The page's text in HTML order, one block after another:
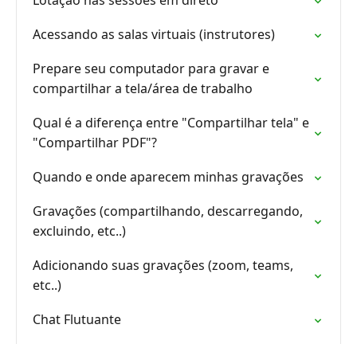
Acessando as salas virtuais (instrutores)
Prepare seu computador para gravar e
compartilhar a tela/área de trabalho
Qual é a diferença entre "Compartilhar tela" e
"Compartilhar PDF"?
Quando e onde aparecem minhas gravações
Gravações (compartilhando, descarregando,
excluindo, etc..)
Adicionando suas gravações (zoom, teams,
etc..)
Chat Flutuante